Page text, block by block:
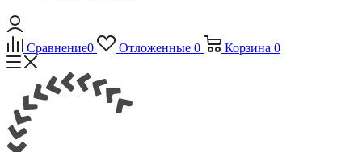
Сравнение0 Отложенные 0 Корзина 0